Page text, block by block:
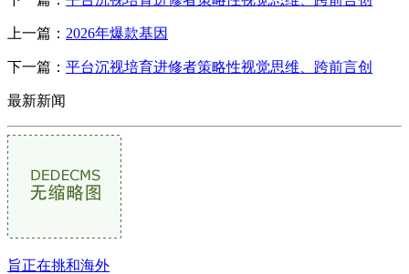
上一篇： 2026年爆款基因
下一篇： 平台沉视培育进修者策略性视觉思维、跨前言创
最新新闻
旨正在挑和海外